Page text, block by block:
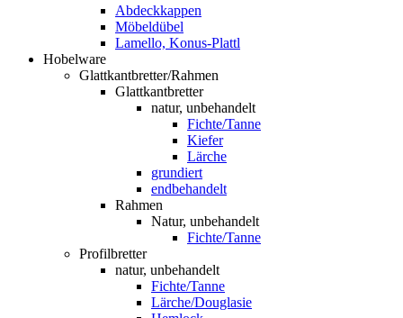
Abdeckkappen
Möbeldübel
Lamello, Konus-Plattl
Hobelware
Glattkantbretter/Rahmen
Glattkantbretter
natur, unbehandelt
Fichte/Tanne
Kiefer
Lärche
grundiert
endbehandelt
Rahmen
Natur, unbehandelt
Fichte/Tanne
Profilbretter
natur, unbehandelt
Fichte/Tanne
Lärche/Douglasie